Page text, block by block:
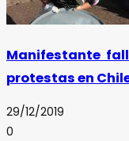
Manifestante
protestas en
29/12/2019
0